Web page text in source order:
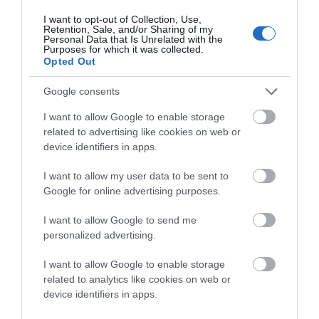
I want to opt-out of Collection, Use,
Retention, Sale, and/or Sharing of my
Personal Data that Is Unrelated with the
Purposes for which it was collected.
Opted Out
Google consents
I want to allow Google to enable storage
related to advertising like cookies on web or
device identifiers in apps.
I want to allow my user data to be sent to
Google for online advertising purposes.
I want to allow Google to send me
personalized advertising.
I want to allow Google to enable storage
related to analytics like cookies on web or
device identifiers in apps.
πλεόν στην ράμπα και στον καταπέλτη! Εντάξει έγινε
χαμός στη Ραφήνα την Κυριακή 2 Αυγούστου 2026. Οι
αναγνώστες μας ήταν παρόντες και το κατέγραψαν. Oι
ευθύνες – τουλάχιστον δημοσιογραφικά – χρεώθηκαν.
Πρωταθλητής ο άσχετος υπουργός Ναυτιλίας Β.
Κικίλιας, που ξεπέρασε…CONTINUE READING
ΡΑΦΗΝΑ